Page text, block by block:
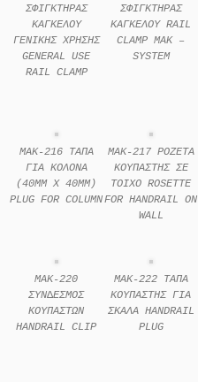
ΣΦΙΓΚΤΗΡΑΣ
ΚΑΓΚΕΛΟΥ
ΓΕΝΙΚΗΣ ΧΡΗΣΗΣ
GENERAL USE
RAIL CLAMP
ΣΦΙΓΚΤΗΡΑΣ
ΚΑΓΚΕΛΟΥ RAIL
CLAMP MAK –
SYSTEM
MAK-216 ΤΑΠΑ
ΓΙΑ ΚΟΛΟΝΑ
(40MM X 40MM)
PLUG FOR COLUMN
MAK-217 ΡΟΖΕΤΑ
ΚΟΥΠΑΣΤΗΣ ΣΕ
ΤΟΙΧΟ ROSETTE
FOR HANDRAIL ON
WALL
MAK-220
ΣΥΝ∆ΕΣΜΟΣ
ΚΟΥΠΑΣΤΩΝ
HANDRAIL CLIP
MAK-222 ΤΑΠΑ
ΚΟΥΠΑΣΤΗΣ ΓΙΑ
ΣΚΑΛΑ HANDRAIL
PLUG